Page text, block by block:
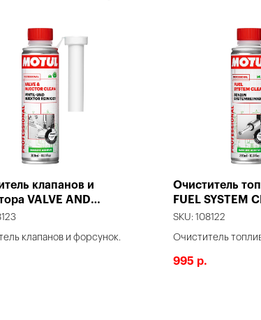
клапанов и
VALVE AND
CLEAN 0.3 л
клапанов и форсунок.
Очиститель
FUEL SYSTEM
SKU: 108122
Очиститель
995 р.